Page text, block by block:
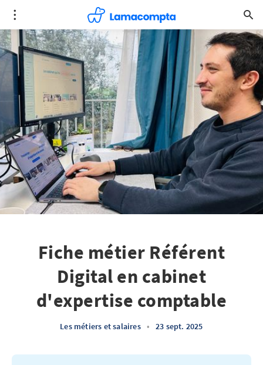
Fiche métier Référent
Digital en cabinet
d'expertise comptable
Les métiers et salaires • 23 sept. 2025